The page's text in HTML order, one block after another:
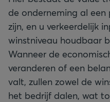
de onderneming al
zijn, en u verkeerdelijk
winstniveau houdbaar
Wanneer de
veranderen of een
valt, zullen zowel de
het bedrijf dalen, wat